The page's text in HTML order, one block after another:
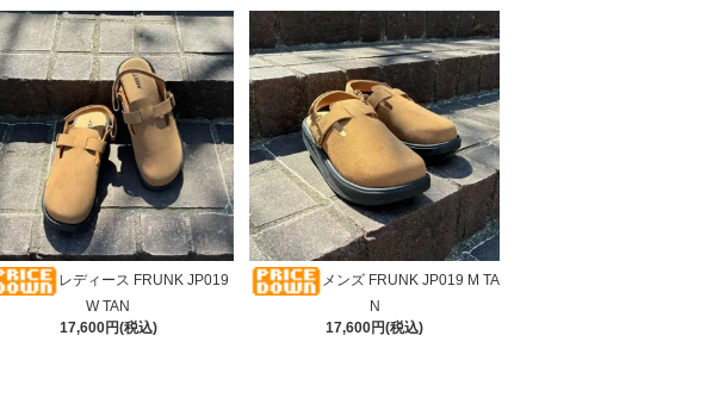
レディース FRUNK JP019
W TAN
17,600円(税込)
メンズ FRUNK JP019 M TA
N
17,600円(税込)